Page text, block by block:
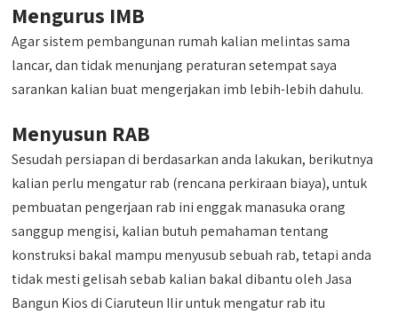
Mengurus IMB
Agar sistem pembangunan rumah kalian melintas sama
lancar, dan tidak menunjang peraturan setempat saya
sarankan kalian buat mengerjakan imb lebih-lebih dahulu.
Menyusun RAB
Sesudah persiapan di berdasarkan anda lakukan, berikutnya
kalian perlu mengatur rab (rencana perkiraan biaya), untuk
pembuatan pengerjaan rab ini enggak manasuka orang
sanggup mengisi, kalian butuh pemahaman tentang
konstruksi bakal mampu menyusub sebuah rab, tetapi anda
tidak mesti gelisah sebab kalian bakal dibantu oleh Jasa
Bangun Kios di Ciaruteun Ilir untuk mengatur rab itu